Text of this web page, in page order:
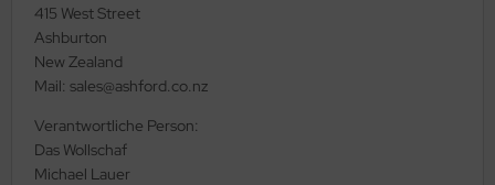
415 West Street
Ashburton
New Zealand
Mail: sales@ashford.co.nz
Verantwortliche Person:
Das Wollschaf
Michael Lauer